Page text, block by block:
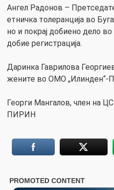
Ангел Радонов –
етничка толеранција во
но и покрај добиено дело
добие регистрација.
Даринка Гаврилова
жените во ОМО
Георги Мангалов, член на
ПИРИН